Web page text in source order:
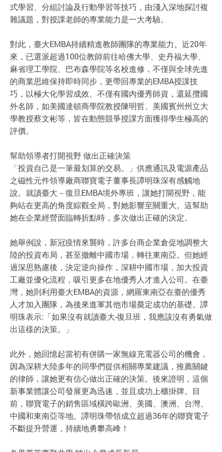
式學習、分組討論及行動學習等技巧，由淺入深地探討複
雜議題，對授課老師的專業能力是一大考驗。
對此，臺大EMBA持續精進教師團隊的專業能力。近20年
來，已選派超過100位教師前往哈佛大學、史丹福大學、
麻省理工學院、巴布森學院等名校進修，不僅與全球先進
的商業思維保持即時同步，更帶回專業的EMBA授課技
巧，以極大化學習成效。不僅有國內優秀師資，還延攬國
外名師，如美國達頓商學院教授陳明哲、美國賓州州立大
學教授蔡文彬等，皆在動態競爭授課方面獲得學生極高的
評價。
幫助領導者打開視野 做出正確決策
「投資自己是一筆最划算的交易。」供應通訊及電源產品
之磁性元件領導廠商聯寶電子董事長譚明珠深有感觸地
說。就讀臺大－復旦EMBA境外專班，讓她打開視野，能
夠站在更高的角度綜觀全局，對她影響至關重大。這幫助
她在企業經營面臨轉折點時，多次做出正確的決定。
她舉例說，新冠疫情來襲時，許多台商企業倉促地調整大
陸的投資布局，甚至撤離中國市場，轉往東南亞。但她經
過深思熟慮後，決定逆向操作，深耕中國市場，加大投資
工廠並優化流程，吸引更多在地優秀人才進入公司。在臺
灣，她則利用臺大EMBA的資源，網羅東南亞在臺的優秀
人才加入團隊，為後來進軍其他市場奠定成功的基礎。譚
明珠表示:「如果沒有就讀臺大-復旦班，我應該沒有勇氣做
出這樣的決策。」
此外，她回憶起當初有併購一家無線充電器公司的機會，
因為深耕大陸多年的同學們提供相關專業建議，推薦關鍵
的律師，讓她更有信心做出正確的決策。後來證明，這個
新事業體讓公司發展更為迅速，並且成功上櫃掛牌。目
前，聯寶電子的銷售區域橫跨歐洲、美國、澳洲、台灣、
中國和東南亞等地。譚明珠帶領成立超過36年的聯寶電子
不斷提升營運，持續地勇攀高峰！